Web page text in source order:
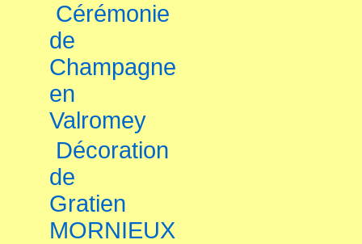
Cérémonie
de
Champagne
en
Valromey
Décoration
de
Gratien
MORNIEUX